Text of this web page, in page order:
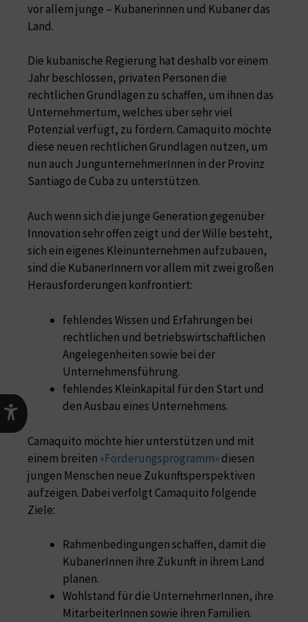
vor allem junge – Kubanerinnen und Kubaner das
Land.
Die kubanische Regierung hat deshalb vor einem
Jahr beschlossen, privaten Personen die
rechtlichen Grundlagen zu schaffen, um ihnen das
Unternehmertum, welches über sehr viel
Potenzial verfügt, zu fördern. Camaquito möchte
diese neuen rechtlichen Grundlagen nutzen, um
nun auch JungunternehmerInnen in der Provinz
Santiago de Cuba zu unterstützen.
Auch wenn sich die junge Generation gegenüber
Innovation sehr offen zeigt und der Wille besteht,
sich ein eigenes Kleinunternehmen aufzubauen,
sind die KubanerInnern vor allem mit zwei großen
Herausforderungen konfrontiert:
fehlendes Wissen und Erfahrungen bei
rechtlichen und betriebswirtschaftlichen
Angelegenheiten sowie bei der
Unternehmensführung.
fehlendes Kleinkapital für den Start und
den Ausbau eines Unternehmens.
Camaquito möchte hier unterstützen und mit
einem breiten «Förderungsprogramm»diesen
jungen Menschen neue Zukunftsperspektiven
aufzeigen. Dabei verfolgt Camaquito folgende
Ziele:
Rahmenbedingungen schaffen, damit die
KubanerInnen ihre Zukunft in ihrem Land
planen.
Wohlstand für die UnternehmerInnen, ihre
MitarbeiterInnen sowie ihren Familien.